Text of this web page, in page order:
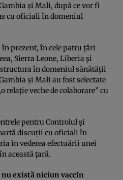
şi Mali, după ce vor fi
cu oficiali în domeniul
în prezent, în cele patru ţări
Sierra Leone, Liberia şi
în domeniul sănătăţii
şi Mali au fost selectate
relaţie veche de colaborare” cu
pentru Controlul şi
discuţii cu oficiali în
în vederea efectuării unei
această ţară.
există niciun vaccin